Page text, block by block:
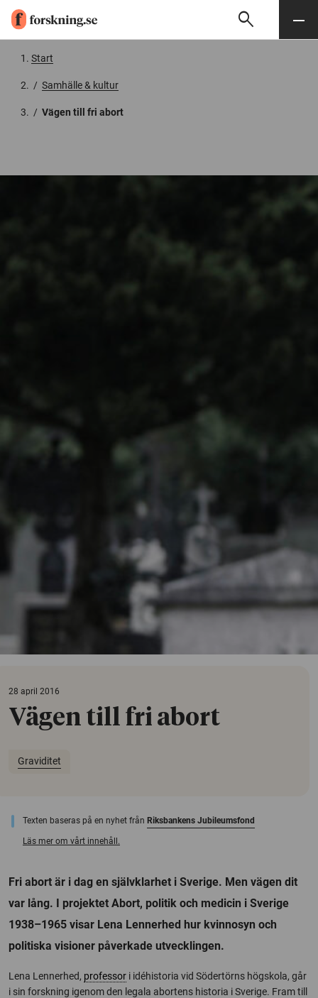
Söksearch Meny
Start
/ Samhälle & kultur
/ Vägen till fri abort
28 april 2016
Vägen till fri abort
Graviditet
Texten baseras på en nyhet från Riksbankens Jubileumsfond
Läs mer om vårt innehåll.
Fri abort är i dag en självklarhet i Sverige. Men vägen dit
var lång. I projektet Abort, politik och medicin i Sverige
1938–1965 visar Lena Lennerhed hur kvinnosyn och
politiska visioner påverkade utvecklingen.
Lena Lennerhed, professor i idéhistoria vid Södertörns högskola, går
i sin forskning igenom den legala abortens historia i Sverige. Fram till